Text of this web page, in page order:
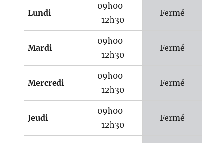
Lundi
09h00-
12h30
Fermé
Mardi
09h00-
12h30
Fermé
Mercredi
09h00-
12h30
Fermé
Jeudi
09h00-
12h30
Fermé